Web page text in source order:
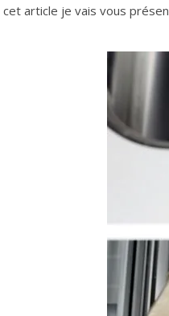
cet article je vais vous